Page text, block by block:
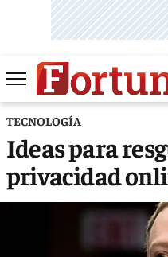
TECNOLOGÍA
Ideas para
privacidad